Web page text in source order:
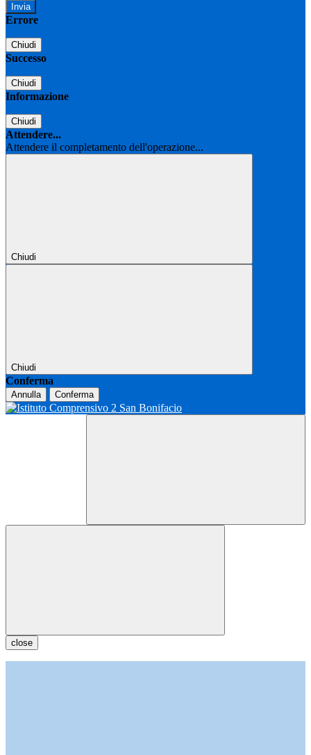
Errore
Chiudi
Successo
Chiudi
Informazione
Chiudi
Attendere...
Attendere il completamento dell'operazione...
Chiudi
Chiudi
Conferma
Annulla Conferma
close